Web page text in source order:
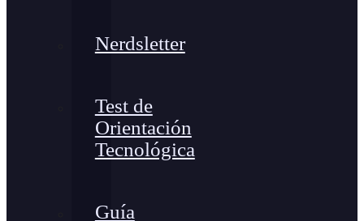
Nerdsletter
Test de
Orientación
Tecnológica
Guía